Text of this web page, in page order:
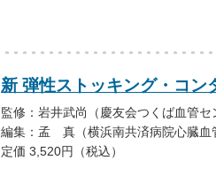
新 弾性ストッキング・コ
監修：岩井武尚（慶友会つくば血管セ
編集：孟 真（横浜南共済病院心臓血
定価 3,520円（税込）